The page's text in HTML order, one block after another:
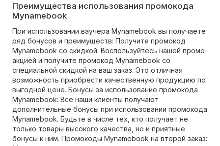
Преимущества использования промокода
Mynamebook
При использовании ваучера Mynamebook вы получаете
ряд бонусов и преимуществ: Получите промокод
Mynamebook со скидкой: Воспользуйтесь нашей промо-
акцией и получите промокод Mynamebook со
специальной скидкой на ваш заказ. Это отличная
возможность приобрести качественную продукцию по
выгодной цене. Бонусы за использование промокода
Mynamebook: Все наши клиенты получают
дополнительные бонусы при использовании промокода
Mynamebook. Будьте в числе тех, кто получает не
только товары высокого качества, но и приятные
бонусы к ним. Промокоды Mynamebook на второй заказ: